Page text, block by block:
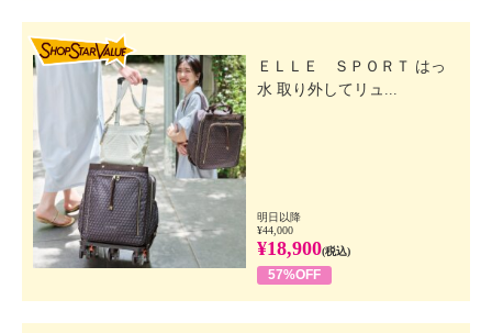
ＥＬＬＥ ＳＰＯＲＴ はっ
水 取り外してリュ...
明日以降
¥44,000
¥18,900(税込)
57%OFF